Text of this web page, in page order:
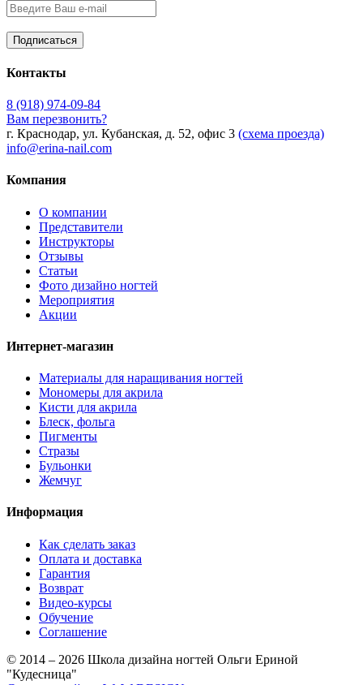
Контакты
8 (918) 974-09-84
Вам перезвонить?
г. Краснодар, ул. Кубанская, д. 52, офис 3 (схема проезда)
info@erina-nail.com
Компания
О компании
Представители
Инструкторы
Отзывы
Статьи
Фото дизайно ногтей
Мероприятия
Акции
Интернет-магазин
Материалы для наращивания ногтей
Мономеры для акрила
Кисти для акрила
Блеск, фольга
Пигменты
Стразы
Бульонки
Жемчуг
Информация
Как сделать заказ
Оплата и доставка
Гарантия
Возврат
Видео-курсы
Обучение
Соглашение
© 2014 – 2026 Школа дизайна ногтей Ольги Ериной
"Кудесница"